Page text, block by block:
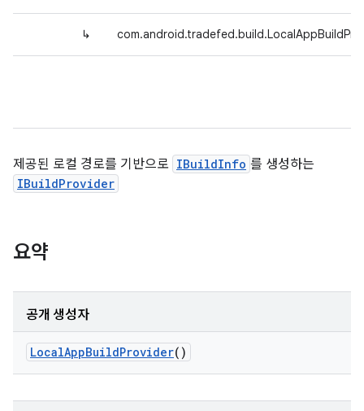
↳
제공된 로컬 경로를 기반으로 IBuildInfo 를 생성하는
IBuildProvider
요약
공개 생성자
LocalAppBuildProvider()